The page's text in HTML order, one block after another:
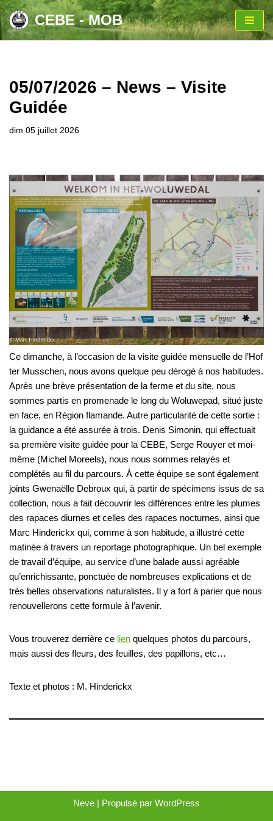
Aller
CEBE - MOB
05/07/2026 – News – Visite
Guidée
dim 05 juillet 2026
Ce dimanche, à l’occasion de la visite guidée mensuelle de l’Hof
ter Musschen, nous avons quelque peu dérogé à nos habitudes.
Après une brève présentation de la ferme et du site, nous
sommes partis en promenade le long du Woluwepad, situé juste
en face, en Région flamande. Autre particularité de cette sortie :
la guidance a été assurée à trois. Denis Simonin, qui effectuait
sa première visite guidée pour la CEBE, Serge Rouyer et moi-
même (Michel Moreels), nous nous sommes relayés et
complétés au fil du parcours. À cette équipe se sont également
joints Gwenaëlle Debroux qui, à partir de spécimens issus de sa
collection, nous a fait découvrir les différences entre les plumes
des rapaces diurnes et celles des rapaces nocturnes, ainsi que
Marc Hinderickx qui, comme à son habitude, a illustré cette
matinée à travers un reportage photographique. Un bel exemple
de travail d’équipe, au service d’une balade aussi agréable
qu’enrichissante, ponctuée de nombreuses explications et de
très belles observations naturalistes. Il y a fort à parier que nous
renouvellerons cette formule à l’avenir.
Vous trouverez derrière ce lien quelques photos du parcours,
mais aussi des fleurs, des feuilles, des papillons, etc…
Texte et photos : M. Hinderickx
Neve | Propulsé par WordPress